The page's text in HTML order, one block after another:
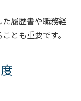
履歴書や職務経
とも重要です。